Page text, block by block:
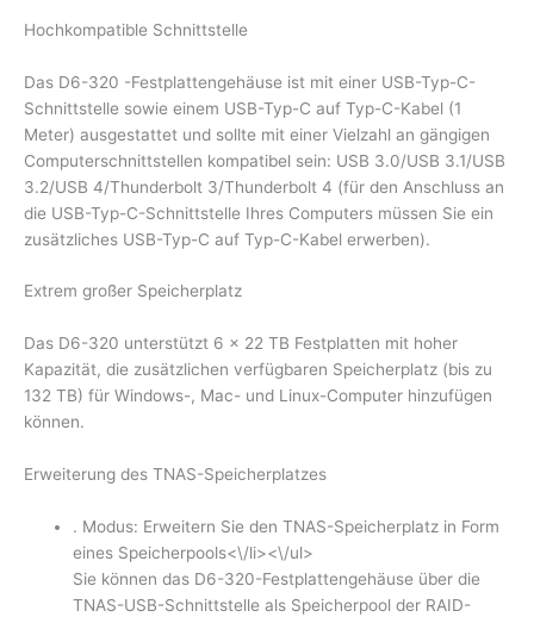
Hochkompatible Schnittstelle
Das D6-320 -Festplattengehäuse ist mit einer USB-Typ-C-
Schnittstelle sowie einem USB-Typ-C auf Typ-C-Kabel (1
Meter) ausgestattet und sollte mit einer Vielzahl an gängigen
Computerschnittstellen kompatibel sein: USB 3.0/USB 3.1/USB
3.2/USB 4/Thunderbolt 3/Thunderbolt 4 (für den Anschluss an
die USB-Typ-C-Schnittstelle Ihres Computers müssen Sie ein
zusätzliches USB-Typ-C auf Typ-C-Kabel erwerben).
Extrem großer Speicherplatz
Das D6-320 unterstützt 6 x 22 TB Festplatten mit hoher
Kapazität, die zusätzlichen verfügbaren Speicherplatz (bis zu
132 TB) für Windows-, Mac- und Linux-Computer hinzufügen
können.
Erweiterung des TNAS-Speicherplatzes
. Modus: Erweitern Sie den TNAS-Speicherplatz in Form
eines Speicherpools<\/li><\/ul>
Sie können das D6-320-Festplattengehäuse über die
TNAS-USB-Schnittstelle als Speicherpool der RAID-